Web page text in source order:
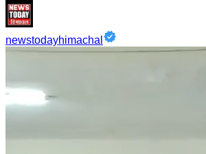
newstodayhimachal